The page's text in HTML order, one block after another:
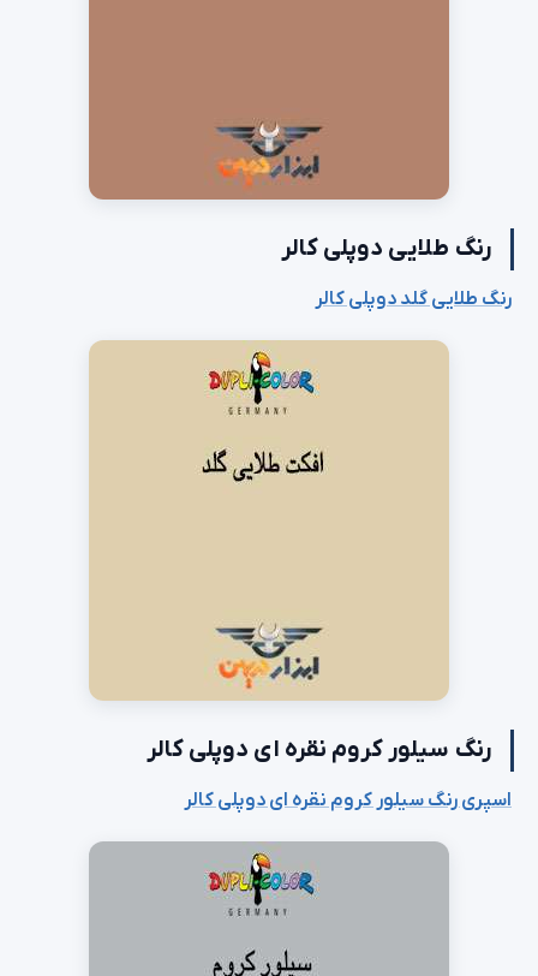
رنگ طلایی دوپلی کالر
رنگ طلایی گلد دوپلی کالر
رنگ سیلور کروم نقره ای دوپلی کالر
اسپری رنگ سیلور کروم نقره ای دوپلی کالر